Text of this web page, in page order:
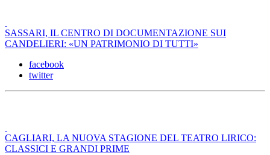
SASSARI, IL CENTRO DI DOCUMENTAZIONE SUI
CANDELIERI: «UN PATRIMONIO DI TUTTI»
facebook
twitter
CAGLIARI, LA NUOVA STAGIONE DEL TEATRO LIRICO:
CLASSICI E GRANDI PRIME